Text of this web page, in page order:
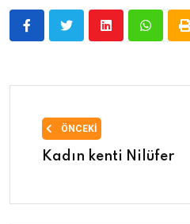
ÖNCEKI
Kadın kenti Nilüfer